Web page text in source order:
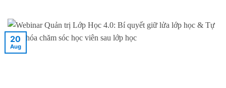
20
Aug